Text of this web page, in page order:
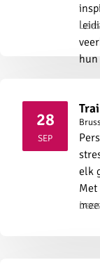
hun
28
SEP2026
elk